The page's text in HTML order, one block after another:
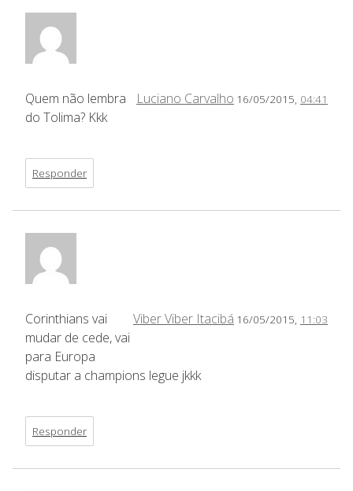
Luciano Carvalho 16/05/2015, 04:41
Quem não lembra
do Tolima? Kkk
Responder
Viber Viber Itacibá 16/05/2015, 11:03
Corinthians vai
mudar de cede, vai
para Europa
disputar a champions legue jkkk
Responder